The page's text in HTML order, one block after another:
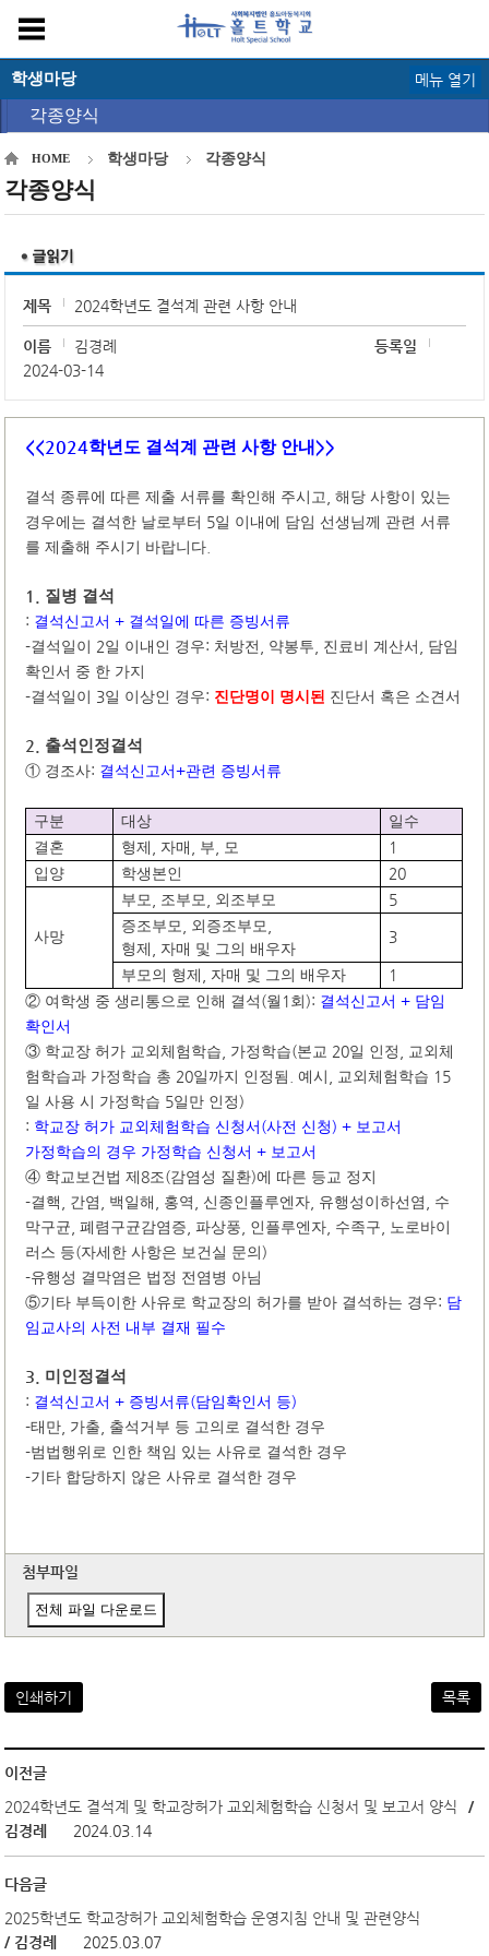
학생마당
각종양식
메뉴 열기
HOME 학생마당 각종양식
각종양식
제목 2024학년도 결석계 관련 사항 안내
이름 김경례
등록일
2024-03-14
<<2024학년도 결석계 관련 사항 안내>>
결석 종류에 따른 제출 서류를 확인해 주시고 ,해당 사항이 있는
경우에는 결석한 날로부터 5일 이내에 담임 선생님께 관련 서류
를 제출해 주시기 바랍니다
1. 질병 결석
: 결석신고서+ 결석일에 따른 증빙서류
-결석일이 2일 이내인 경우: 처방전 약봉투 진료비 계산서
담임
확인서 중 한 가지
-결석일이 3일 이상인 경우: 진단명이 명시된 진단서 혹은 소견서
2. 출석인정결석
① 경조사: 결석신고서+관련 증빙서류
구분 대상
일수
결혼
형제 자매 부 모 1
입양 학생본인 20
사망
부모 조부모 외조부모 5
증조부모 외증조부모
형제 자매 및 그의 배우자
3
부모의 형제 자매 및 그의 배우자 1
② 여학생 중 생리통으로 인해 결석 (월 1 회 ): 결석신고서+ 담임
확인서
③ 학교장 허가 교외체험학습 가정학습(본교 20일 인정
교외체
험학습과 가정학습 총 20일까지 인정됨 .예시 교외체험학습 15
일 사용 시 가정학습 5일만 인정)
: 학교장 허가 교외체험학습 신청서 (사전 신청) + 보고서
가정학습의 경우 가정학습 신청서+ 보고서
④ 학교보건법 제8조(감염성 질환)에 따른 등교 정지
-결핵 간염 백일해 홍역 신종인플루엔자 유행성이하선염
수
막구균 ,폐렴구균감염증 ,파상풍 인플루엔자 수족구
노로바이
러스 등(자세한 사항은 보건실 문의 )
-유행성 결막염은 법정 전염병 아님
⑤기타 부득이한 사유로 학교장의 허가를 받아 결석하는 경우: 담
임교사의 사전 내부 결재 필수
3. 미인정결석
: 결석신고서+ 증빙서류(담임확인서 등)
-태만 가출 출석거부 등 고의로 결석한 경우
-범법행위로 인한 책임 있는 사유로 결석한 경우
-기타 합당하지 않은 사유로 결석한 경우
첨부파일
전체 파일 다운로드
인쇄하기 목록
이전글
2024학년도 결석계 및 학교장허가 교외체험학습 신청서 및 보고서 양식
/
김경례
2024.03.14
다음글
2025학년도 학교장허가 교외체험학습 운영지침 안내 및 관련양식
/ 김경례
2025.03.07